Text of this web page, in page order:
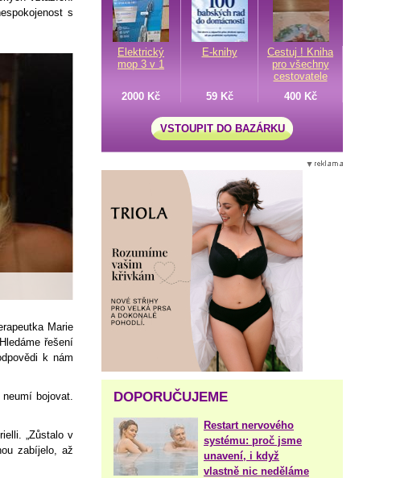
s
Marie
řešení
k nám
bojovat.
„Zůstalo v
zabíjelo, až
Elektrický
mop 3 v 1
E-knihy
Cestuj ! Kniha
pro všechny
cestovatele
2000 Kč
59 Kč 400 Kč
VSTOUPIT DO BAZÁRKU
DOPORUČUJEME
Restart nervového
systému: proč jsme
unavení, i když
vlastně nic neděláme